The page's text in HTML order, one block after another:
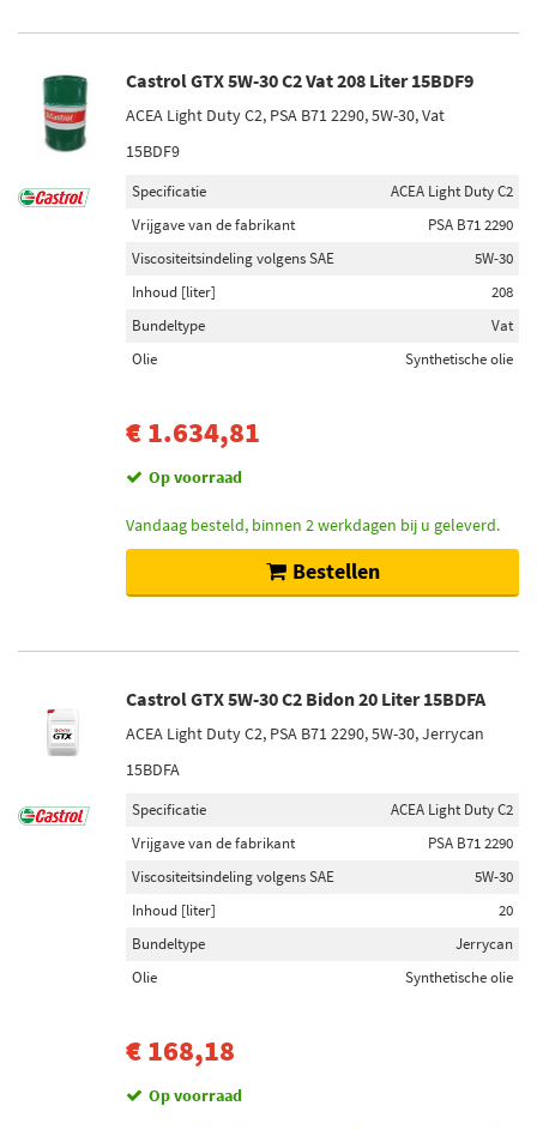
Castrol GTX 5W-30 C2 Vat 208 Liter 15BDF9
ACEA Light Duty C2, PSA B71 2290, 5W-30, Vat
15BDF9
Specificatie
ACEA Light Duty C2
Vrijgave van de fabrikant
PSA B71 2290
Viscositeitsindeling volgens SAE
5W-30
Inhoud [liter]
208
Bundeltype
Vat
Olie
Synthetische olie
€ 1.634,81
Op voorraad
Vandaag besteld, binnen 2 werkdagen bij u geleverd.
Bestellen
Castrol GTX 5W-30 C2 Bidon 20 Liter 15BDFA
ACEA Light Duty C2, PSA B71 2290, 5W-30, Jerrycan
15BDFA
Specificatie
ACEA Light Duty C2
Vrijgave van de fabrikant
PSA B71 2290
Viscositeitsindeling volgens SAE
5W-30
Inhoud [liter]
20
Bundeltype
Jerrycan
Olie
Synthetische olie
€ 168,18
Op voorraad